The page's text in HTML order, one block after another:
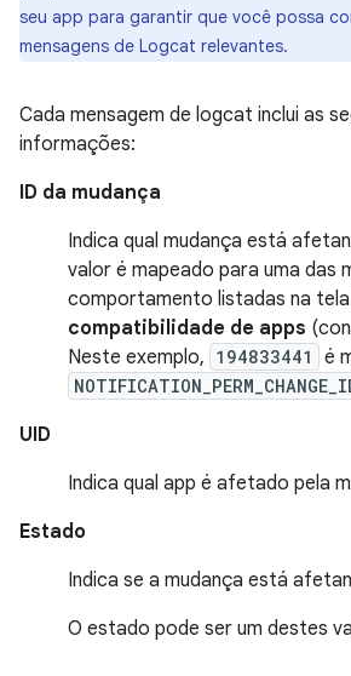
seu app para garantir que você possa
mensagens de Logcat relevantes.
Cada mensagem de logcat inclui as
informações:
ID da mudança
Indica qual mudança está
valor é mapeado para uma das
comportamento listadas na tela
compatibilidade de apps
Neste exemplo, 194833441 é
UID
Indica qual app é afetado pela
Estado
Indica se a mudança está
O estado pode ser um destes